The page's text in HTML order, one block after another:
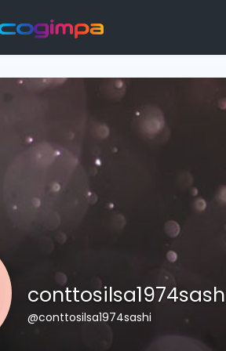
@conttosilsa1974sashi